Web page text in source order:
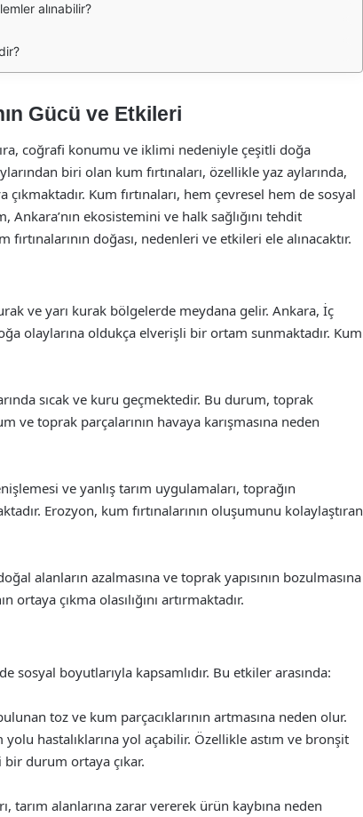
alınabilir?
Gücü ve Etkileri
coğrafi konumu ve iklimi nedeniyle çeşitli doğa
biri olan kum fırtınaları, özellikle yaz aylarında,
Kum fırtınaları, hem çevresel hem de sosyal
ekosistemini ve halk sağlığını tehdit
doğası, nedenleri ve etkileri ele alınacaktır.
ve yarı kurak bölgelerde meydana gelir. Ankara, İç
olaylarına oldukça elverişli bir ortam sunmaktadır. Kum
sıcak ve kuru geçmektedir. Bu durum, toprak
ve toprak parçalarının havaya karışmasına neden
ve yanlış tarım uygulamaları, toprağın
Erozyon, kum fırtınalarının oluşumunu kolaylaştıran
alanların azalmasına ve toprak yapısının bozulmasına
ortaya çıkma olasılığını artırmaktadır.
sosyal boyutlarıyla kapsamlıdır. Bu etkiler arasında:
toz ve kum parçacıklarının artmasına neden olur.
hastalıklarına yol açabilir. Özellikle astım ve bronşit
durum ortaya çıkar.
tarım alanlarına zarar vererek ürün kaybına neden